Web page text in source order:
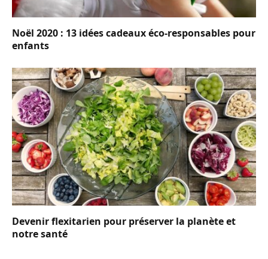
Noël 2020 : 13 idées cadeaux éco-responsables pour
enfants
Devenir flexitarien pour préserver la planète et
notre santé